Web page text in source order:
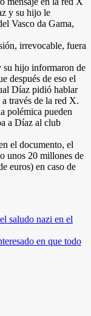
y su hijo le
Vasco da Gama,
irrevocable, fuera
su hijo informaron de
después de eso el
Díaz pidió hablar
través de la red X.
polémica pueden
a Díaz al club
el documento, el
unos 20 millones de
euros) en caso de
saludo nazi en el
en que todo